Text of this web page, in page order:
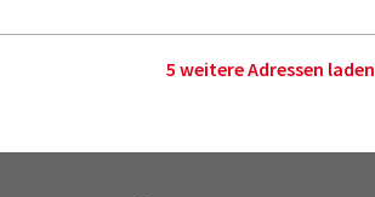
5 weitere Adressen laden